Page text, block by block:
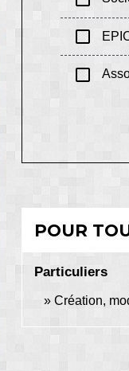
check_box_outline_blank
check_box_outline_blank
POUR
Particuliers
Création,